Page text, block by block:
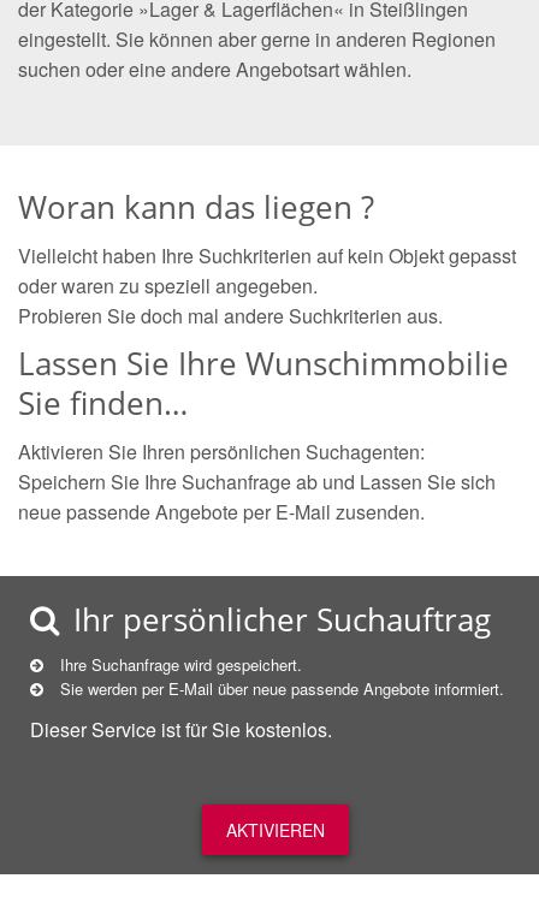
der Kategorie »Lager & Lagerflächen« in Steißlingen
eingestellt. Sie können aber gerne in anderen Regionen
suchen oder eine andere Angebotsart wählen.
Woran kann das liegen ?
Vielleicht haben Ihre Suchkriterien auf kein Objekt gepasst
oder waren zu speziell angegeben.
Probieren Sie doch mal andere Suchkriterien aus.
Lassen Sie Ihre Wunschimmobilie
Sie finden…
Aktivieren Sie Ihren persönlichen Suchagenten:
Speichern Sie Ihre Suchanfrage ab und Lassen Sie sich
neue passende Angebote per E-Mail zusenden.
Ihr persönlicher Suchauftrag
Ihre Suchanfrage wird gespeichert.
Sie werden per E-Mail über neue passende Angebote informiert.
Dieser Service ist für Sie kostenlos.
AKTIVIEREN